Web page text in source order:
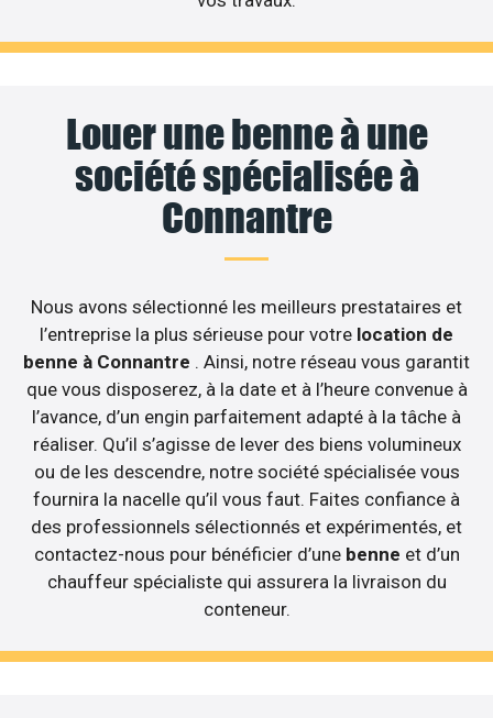
Louer une benne à une
société spécialisée à
Connantre
Nous avons sélectionné les meilleurs prestataires et
l’entreprise la plus sérieuse pour votre location de
benne à Connantre . Ainsi, notre réseau vous garantit
que vous disposerez, à la date et à l’heure convenue à
l’avance, d’un engin parfaitement adapté à la tâche à
réaliser. Qu’il s’agisse de lever des biens volumineux
ou de les descendre, notre société spécialisée vous
fournira la nacelle qu’il vous faut. Faites confiance à
des professionnels sélectionnés et expérimentés, et
contactez-nous pour bénéficier d’une benne et d’un
chauffeur spécialiste qui assurera la livraison du
conteneur.